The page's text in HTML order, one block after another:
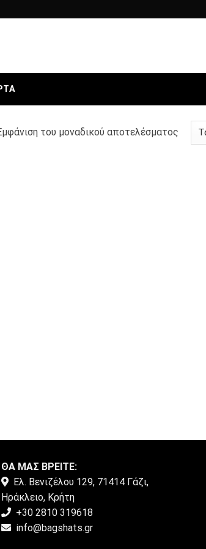
του μοναδικού αποτελέσματος
ΘΑ ΜΑΣ ΒΡΕΙΤΕ:
Ελ. Βενιζέλου 129, 71414 Γάζι,
Ηράκλειο, Κρήτη
+30 2810 319618
info@bagshats.gr